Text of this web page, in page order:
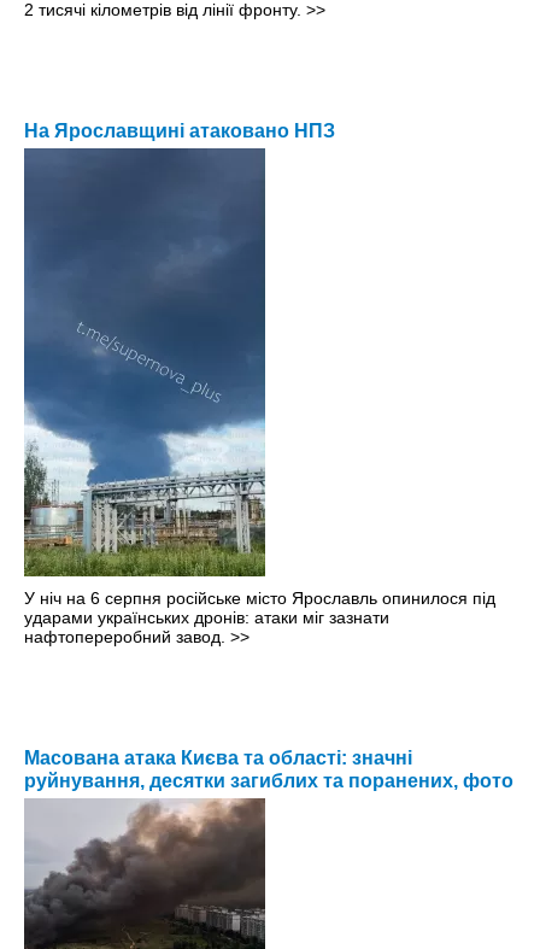
2 тисячі кілометрів від лінії фронту. >>
На Ярославщині атаковано НПЗ
У ніч на 6 серпня російське місто Ярославль опинилося під
ударами українських дронів: атаки міг зазнати
нафтопереробний завод. >>
Масована атака Києва та області: значні
руйнування, десятки загиблих та поранених, фото